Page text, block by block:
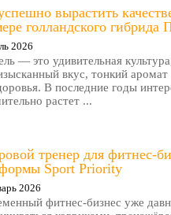
вырастить
голландского гибрида
2026
— это удивительная
вкус, тонкий
В последние годы
растет ...
тренер для фитнес-
Sport Priority
2026
фитнес-бизнес уже